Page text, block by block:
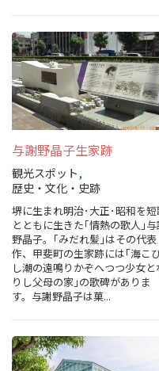
堺ナビ
ようこそ堺へ！
地図から探す
スポット検索
観光案内所
観光パンフレット
堺おもてなしチケット
お役立ち情報紹介
与謝野晶子生家跡
観光スポット
歴史・文化・史跡
堺に生まれ明治･大正･昭和を
とともに生きた｢情熱の歌人｣与
野晶子。｢みだれ髪｣はその代表
作、甲斐町の生家跡には｢海こ
し潮の遠鳴りかぞへつつ少女と
りし父母の家｣の歌碑がありま
す。与謝野晶子は菓...